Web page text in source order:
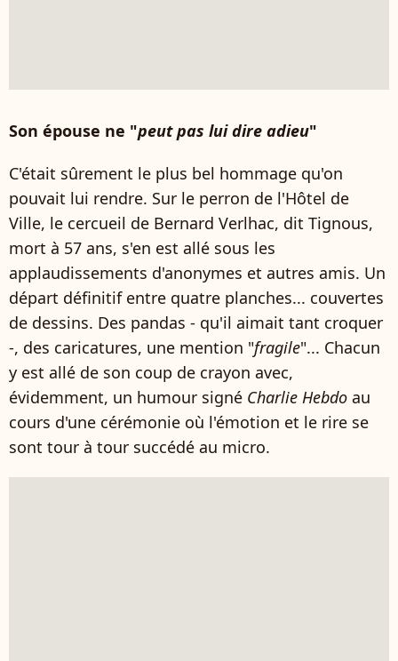
Son épouse ne "peut pas lui dire adieu"
C'était sûrement le plus bel hommage qu'on
pouvait lui rendre. Sur le perron de l'Hôtel de
Ville, le cercueil de Bernard Verlhac, dit Tignous,
mort à 57 ans, s'en est allé sous les
applaudissements d'anonymes et autres amis. Un
départ définitif entre quatre planches... couvertes
de dessins. Des pandas - qu'il aimait tant croquer
-, des caricatures, une mention "fragile"... Chacun
y est allé de son coup de crayon avec,
évidemment, un humour signé Charlie Hebdo au
cours d'une cérémonie où l'émotion et le rire se
sont tour à tour succédé au micro.